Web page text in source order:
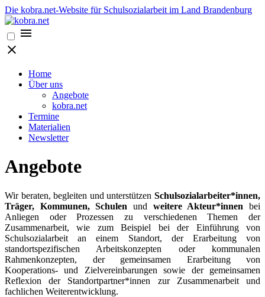
Die kobra.net-Website für Schulsozialarbeit im Land Brandenburg
Home
Über uns
Angebote
kobra.net
Termine
Materialien
Newsletter
Angebote
Wir beraten, begleiten und unterstützen Schulsozialarbeiter*innen,
Träger, Kommunen, Schulen und weitere Akteur*innenbei
Anliegen oder Prozessen zu verschiedenen Themen der
Zusammenarbeit, wie zum Beispiel bei der Einführung von
Schulsozialarbeit an einem Standort, der Erarbeitung von
standortspezifischen Arbeitskonzepten oder kommunalen
Rahmenkonzepten, der gemeinsamen Erarbeitung von
Kooperations- und Zielvereinbarungen sowie der gemeinsamen
Reflexion der Standortpartner*innen zur Zusammenarbeit und
fachlichen Weiterentwicklung.